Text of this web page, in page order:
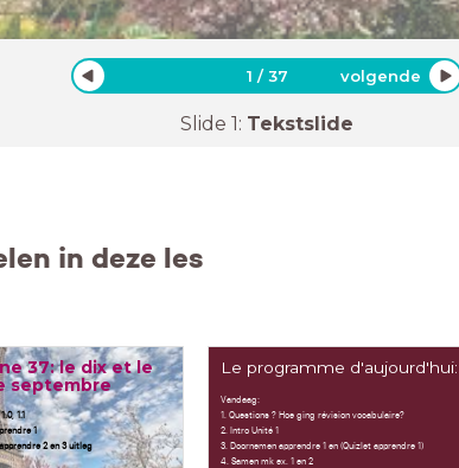
1 /37 volgende
Slide 1: Tekstslide
in deze les
37: le dix et le
septembre
1.1
1
apprendre 2 en 3 uitleg
Le programme d'aujourd'hui:
Vandaag:
1. Questions ? Hoe ging révision vocabulaire?
2. Intro Unité 1
3. Doornemen apprendre 1 en (Quizlet apprendre 1)
4. Samen mk ex. 1 en 2